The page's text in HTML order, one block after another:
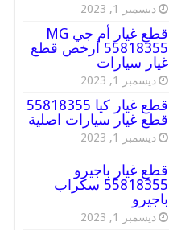
ديسمبر 1, 2023
قطع غيار أم جي MG
55818355 أرخص قطع
غيار سيارات
ديسمبر 1, 2023
قطع غيار كيا 55818355
قطع غيار سيارات اصلية
ديسمبر 1, 2023
قطع غيار باجيرو
55818355 سكراب
باجيرو
ديسمبر 1, 2023